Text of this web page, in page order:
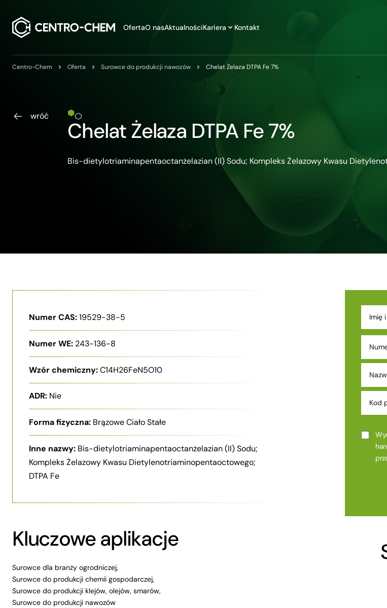
OfertaO nasAktualnościKariera Kontakt
Centro-Chem Oferta Surowce do produkcji nawozów Chelat Żelaza DTPA Fe 7%
wróć
Chelat Żelaza DTPA Fe 7%
Bis-dietylotriaminapentaoctanżelazian (II) Sodu; Kompleks Żelazowy Kwasu
Numer CAS:19529-38-5
Numer WE: 243-136-8
Wzór chemiczny:C14H26FeN5O10
ADR: Nie
Forma fizyczna: Brązowe Ciało Stałe
Inne nazwy: Bis-dietylotriaminapentaoctanżelazian (II) Sodu;
Kompleks Żelazowy Kwasu Dietylenotriaminopentaoctowego;
DTPA Fe
Kluczowe aplikacje
Surowce dla branży ogrodniczej,
Surowce do produkcji chemii gospodarczej,
Surowce do produkcji klejów, olejów, smarów,
Surowce do produkcji nawozów